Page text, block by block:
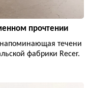
прочтении
напоминающая течени
фабрики Recer.